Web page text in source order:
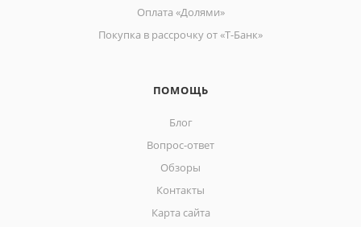
Оплата «Долями»
Покупка в рассрочку от «Т-Банк»
ПОМОЩЬ
Блог
Вопрос-ответ
Обзоры
Контакты
Карта сайта